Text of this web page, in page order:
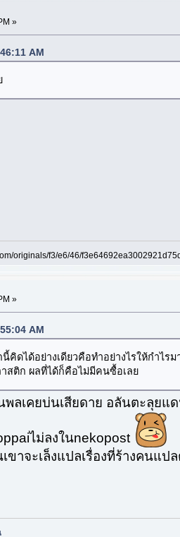
»
AM
originals/f3/e6/46/
»
AM
ดได้อย่างเดียวคือทำอย่างไรให้กำไ
สติก ผลที่ได้ก็คือไม่มีคนซื้อเลย
ลเคยบ่นเสียดาย อลันตะลุยแ
ไม่ลงในnekopost
าจะเล็งแปลเรื่องที่ร้างคนแป